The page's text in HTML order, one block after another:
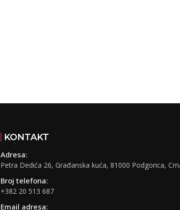
KONTAKT
Adresa:
Petra Dedića 26, Građanska kuća, 81000 Podgorica,
Broj telefona:
+382 20 513 687
Email adresa: